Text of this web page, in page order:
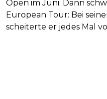
Open im Juni. Dann
European Tour: Bei
scheiterte er jedes Mal